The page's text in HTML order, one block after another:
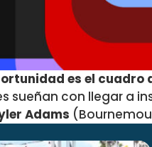
es el
sueñan con llegar a
Adams